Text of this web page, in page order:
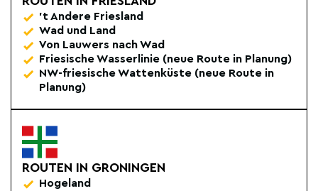
't Andere Friesland
Wad und Land
Von Lauwers nach Wad
Friesische Wasserlinie (neue Route in Planung)
NW-friesische Wattenküste (neue Route in
Planung)
ROUTEN IN GRONINGEN
Hogeland